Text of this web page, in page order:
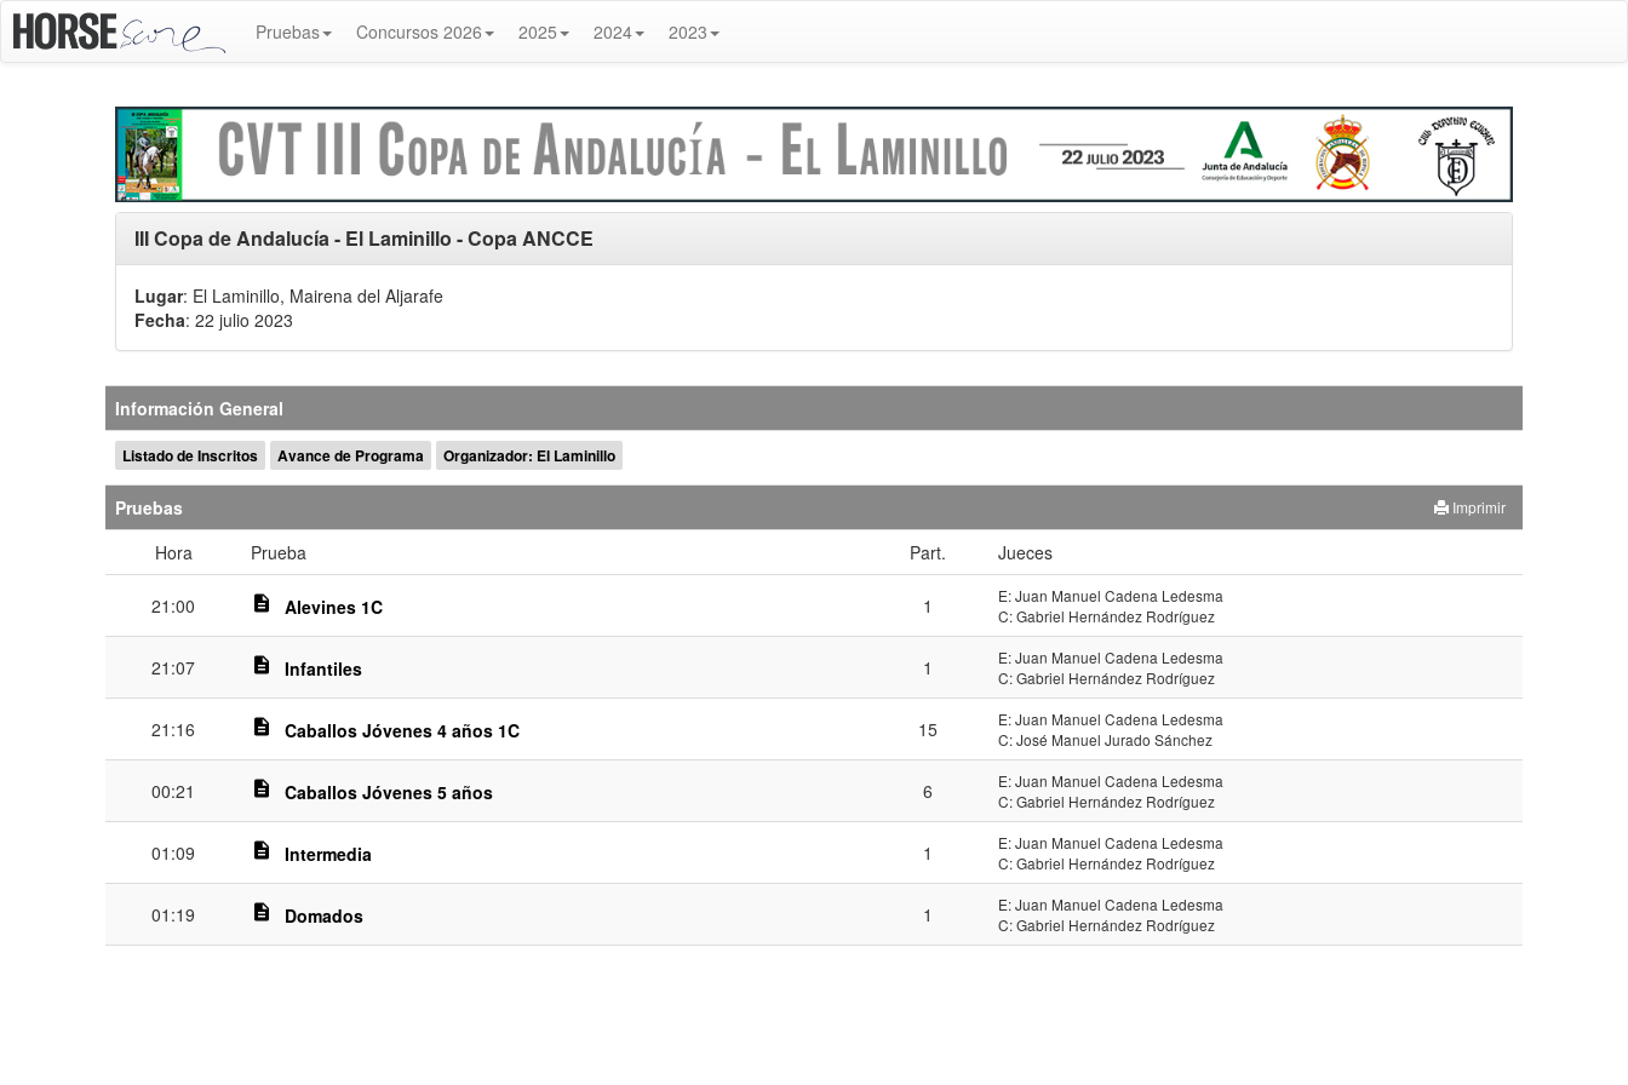
Pruebas Concursos 2026 2025 2024 2023
III Copa de Andalucía - El Laminillo - Copa ANCCE
Lugar: El Laminillo, Mairena del Aljarafe
Fecha: 22 julio 2023
Información General
Listado de Inscritos Avance de Programa Organizador: El Laminillo
Pruebas Imprimir
Hora Prueba Part. Jueces
21:00 description Alevines 1C 1
E: Juan Manuel Cadena Ledesma
C: Gabriel Hernández Rodríguez
21:07 description Infantiles 1
E: Juan Manuel Cadena Ledesma
C: Gabriel Hernández Rodríguez
21:16 description Caballos Jóvenes 4 años 1C 15
E: Juan Manuel Cadena Ledesma
C: José Manuel Jurado Sánchez
00:21 description Caballos Jóvenes 5 años 6
E: Juan Manuel Cadena Ledesma
C: Gabriel Hernández Rodríguez
01:09 description Intermedia 1
E: Juan Manuel Cadena Ledesma
C: Gabriel Hernández Rodríguez
01:19 description Domados 1
E: Juan Manuel Cadena Ledesma
C: Gabriel Hernández Rodríguez